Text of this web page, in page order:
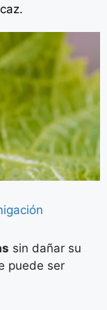
sin dañar su
puede ser